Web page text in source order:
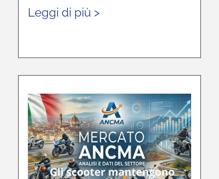
Leggi di più >